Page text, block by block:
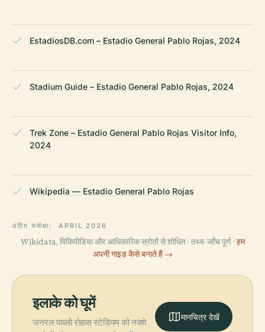
EstadiosDB.com – Estadio General Pablo Rojas, 2024
Stadium Guide – Estadio General Pablo Rojas, 2024
Trek Zone – Estadio General Pablo Rojas Visitor Info,
2024
Wikipedia — Estadio General Pablo Rojas
अंतिम समीक्षा: APRIL 2026
Wikidata, विकिपीडिया और आधिकारिक स्रोतों से शोधित · तथ्य-जाँच पूर्ण · हम
अपनी गाइड कैसे बनाते हैं →
इलाके को घूमें
जनरल पाब्लो रोहास स्टेडियम को नक्शे
मानचित्र देखें